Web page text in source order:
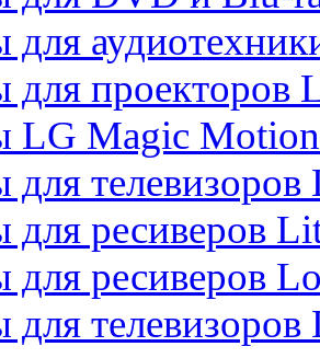
для
для проекторов
LG Magic Motion
для
для ресиверов
для ресиверов
для телевизоров